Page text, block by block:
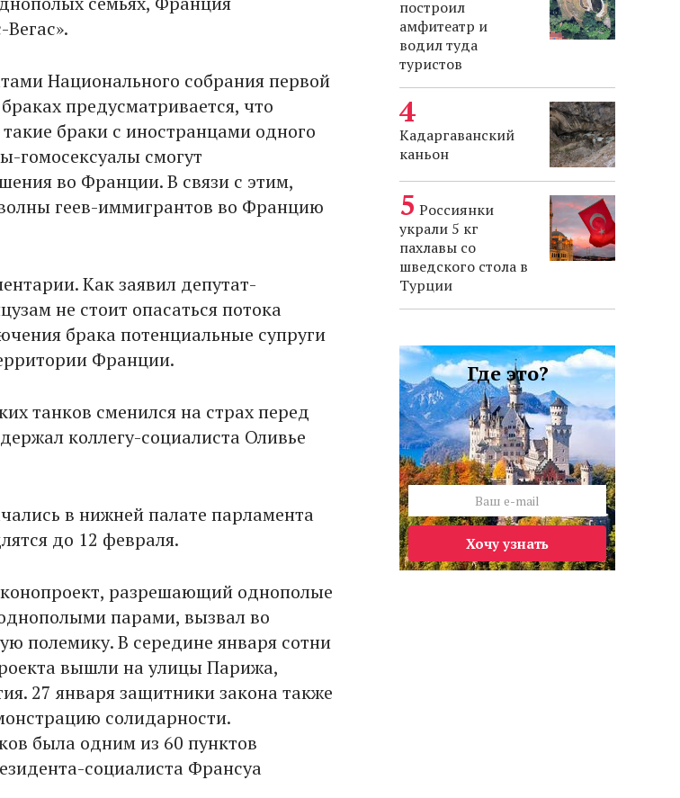
Национального собрания первой
предусматривается, что
браки с иностранцами одного
гомосексуалы смогут
во Франции. В связи с этим,
геев-иммигрантов во Францию
Как заявил депутат-
не стоит опасаться потока
брака потенциальные супруги
Франции.
танков сменился на страх перед
коллегу-социалиста Оливье
в нижней палате парламента
до 12 февраля.
разрешающий однополые
парами, вызвал во
полемику. В середине января сотни
вышли на улицы Парижа,
27 января защитники закона также
солидарности.
была одним из 60 пунктов
социалиста Франсуа
построил
амфитеатр и
водил туда
туристов
Кадаргаванский
каньон
Россиянки
украли 5 кг
пахлавы со
шведского стола в
Турции
Где это?
Хочу узнать